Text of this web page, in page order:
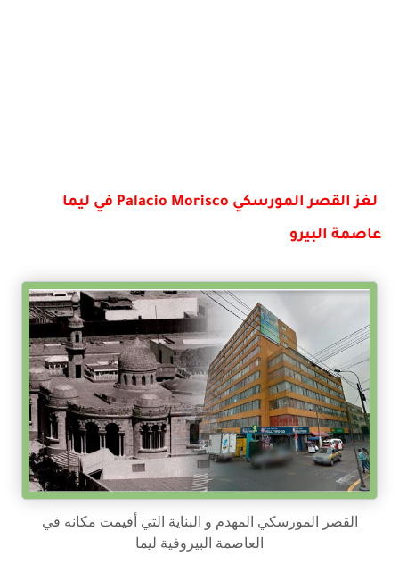
لغز القصر المورسكي Palacio Morisco في ليما
عاصمة البيرو
القصر المورسكي المهدم و البناية التي أقيمت مكانه في
العاصمة البيروفية ليما